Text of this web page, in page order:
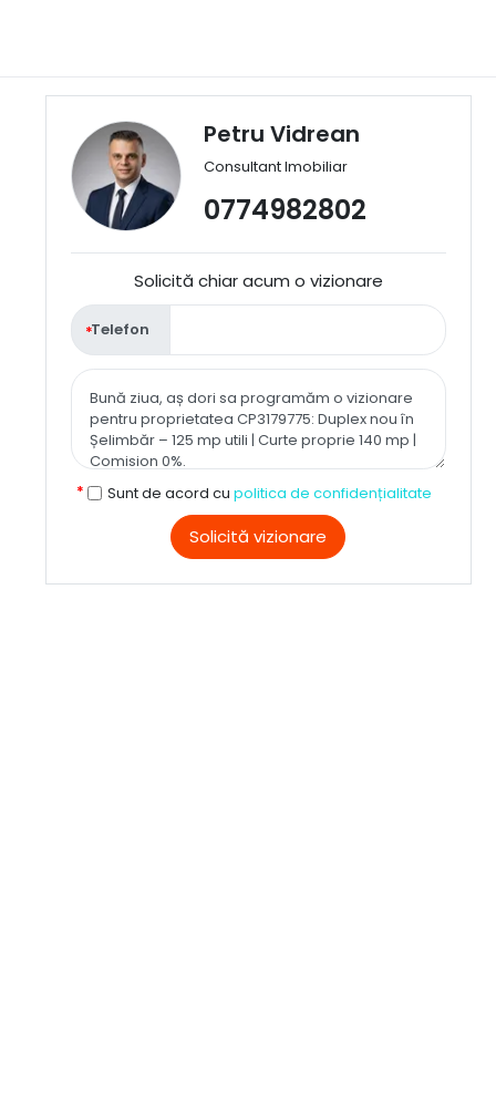
Petru Vidrean
Consultant Imobiliar
0774982802
Solicită chiar acum o vizionare
Telefon
Sunt de acord cu politica de confidențialitate
Solicită vizionare